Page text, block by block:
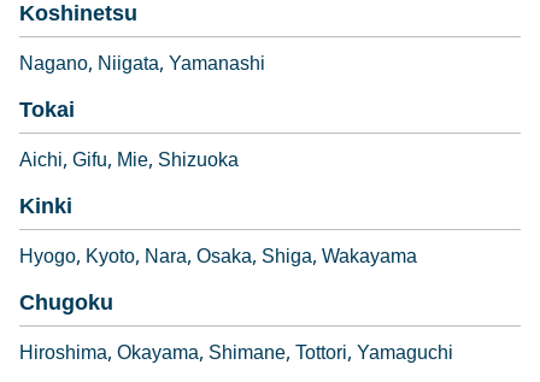
Koshinetsu
Nagano Niigata Yamanashi
Tokai
Aichi Gifu Mie Shizuoka
Kinki
Hyogo Kyoto Nara Osaka Shiga Wakayama
Chugoku
Hiroshima Okayama Shimane Tottori Yamaguchi